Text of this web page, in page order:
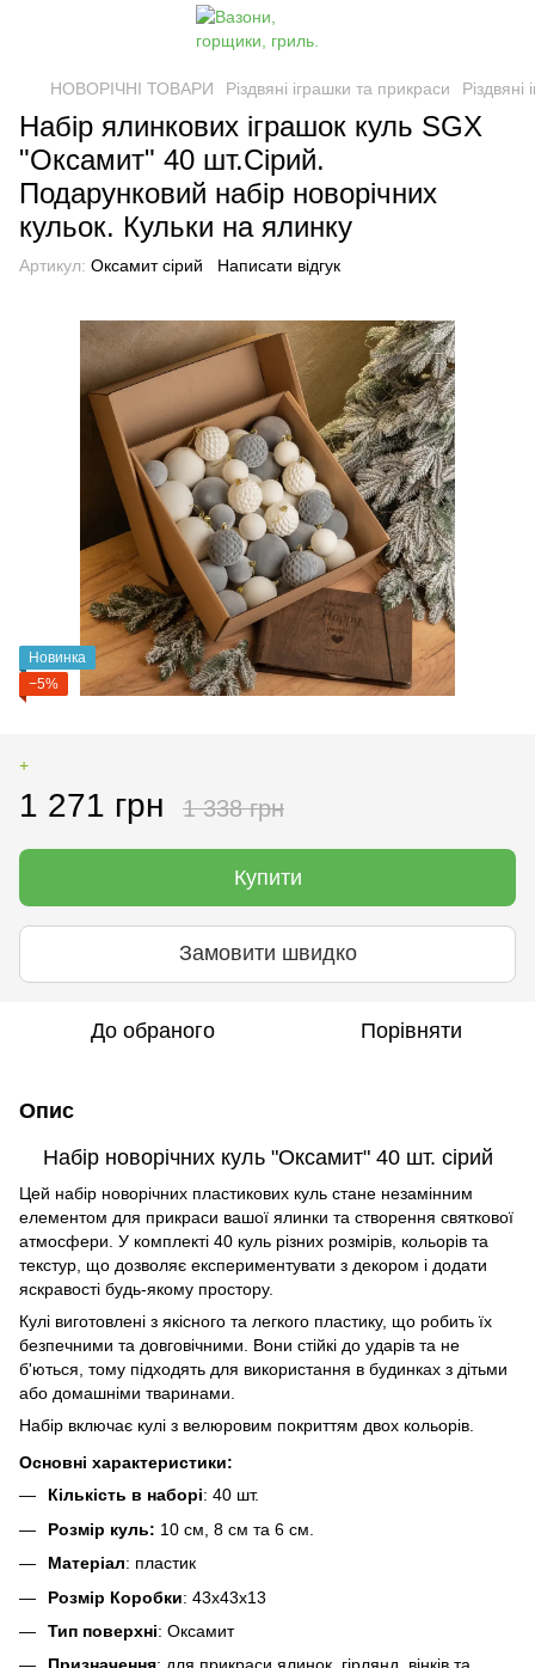
НОВОРІЧНІ ТОВАРИ Різдвяні іграшки та прикраси
Набір ялинкових іграшок куль SGX
"Оксамит" 40 шт.Сірий.
Подарунковий набір новорічних
кульок. Кульки на ялинку
Артикул: Оксамит сірий Написати відгук
Новинка
−5%
+
1 271 грн 1 338 грн
Купити
Замовити швидко
До обраного Порівняти
Опис
Набір новорічних куль "Оксамит" 40 шт. сірий
Цей набір новорічних пластикових куль стане незамінним
елементом для прикраси вашої ялинки та створення святкової
атмосфери. У комплекті 40 куль різних розмірів, кольорів та
текстур, що дозволяє експериментувати з декором і додати
яскравості будь-якому простору.
Кулі виготовлені з якісного та легкого пластику, що робить їх
безпечними та довговічними. Вони стійкі до ударів та не
б'ються, тому підходять для використання в будинках з дітьми
або домашніми тваринами.
Набір включає кулі з велюровим покриттям двох кольорів.
Основні характеристики:
Кількість в наборі: 40 шт.
Розмір куль: 10 см, 8 см та 6 см.
Матеріал: пластик
Розмір Коробки: 43х43х13
Тип поверхні: Оксамит